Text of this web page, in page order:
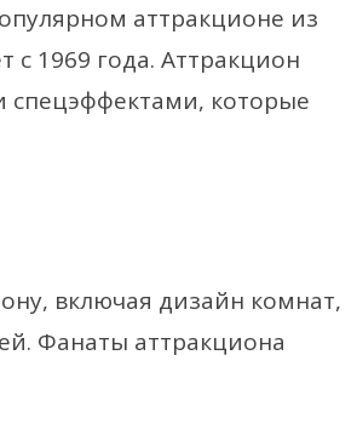
аттракционе из
с 1969 года. Аттракцион
спецэффектами, которые
включая дизайн комнат,
Фанаты аттракциона